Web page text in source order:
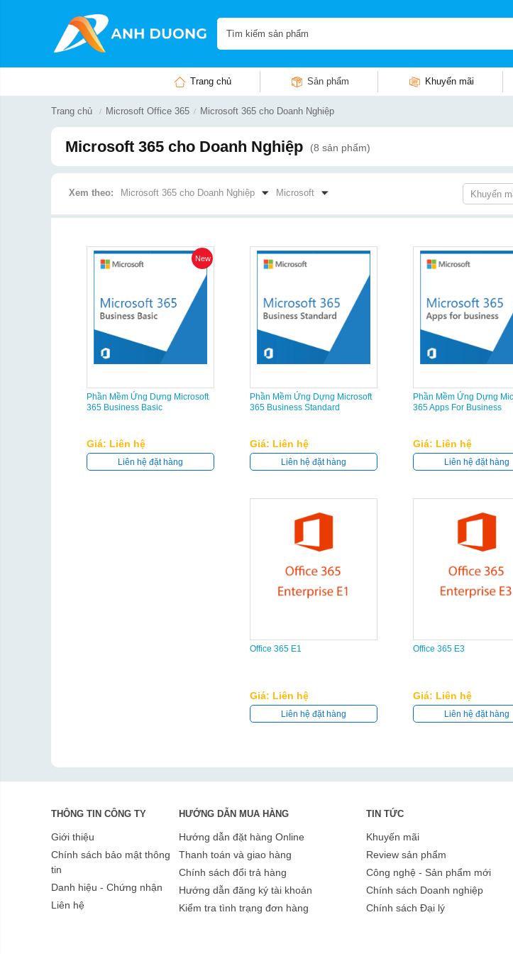
Trang chủ Sản phẩm Khuyến mãi
Trang chủ Microsoft Office 365 Microsoft 365 cho Doanh Nghiệp
Microsoft 365 cho Doanh Nghiệp (8 sản phẩm)
Xem theo: Microsoft 365 cho Doanh Nghiệp Microsoft Khuyến
New
Phần Mềm Ứng Dựng Microsoft
365 Business Basic
Giá: Liên hệ
Liên hệ đặt hàng
Phần Mềm Ứng Dựng Microsoft
365 Business Standard
Giá: Liên hệ
Liên hệ đặt hàng
Phần Mềm Ứng Dựng
365 Apps For Business
Giá: Liên hệ
Liên hệ đặt hàng
Office 365 E1
Giá: Liên hệ
Liên hệ đặt hàng
Office 365 E3
Giá: Liên hệ
Liên hệ đặt hàng
THÔNG TIN CÔNG TY
Giới thiệu
Chính sách bảo mật thông
tin
Danh hiệu - Chứng nhận
Liên hệ
HƯỚNG DẪN MUA HÀNG
Hướng dẫn đặt hàng Online
Thanh toán và giao hàng
Chính sách đổi trả hàng
Hướng dẫn đăng ký tài khoản
Kiểm tra tình trạng đơn hàng
TIN TỨC
Khuyến mãi
Review sản phẩm
Công nghệ - Sản phẩm mới
Chính sách Doanh nghiệp
Chính sách Đại lý